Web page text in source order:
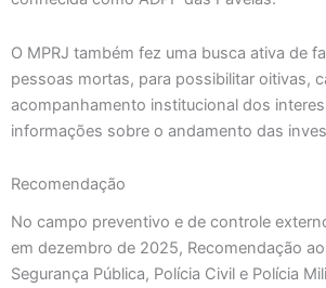
O MPRJ também fez uma busca ativa de
pessoas mortas, para possibilitar oitivas,
acompanhamento institucional dos
informações sobre o andamento das
Recomendação
No campo preventivo e de controle
em dezembro de 2025, Recomendação
Segurança Pública, Polícia Civil e Polícia